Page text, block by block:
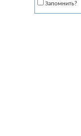
Запомнить?